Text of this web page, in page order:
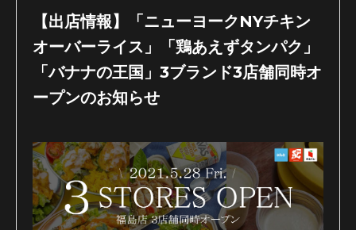
【出店情報】「ニューヨークNYチキン
オーバーライス」「鶏あえずタンパク」
「バナナの王国」3ブランド3店舗同時オ
ープンのお知らせ